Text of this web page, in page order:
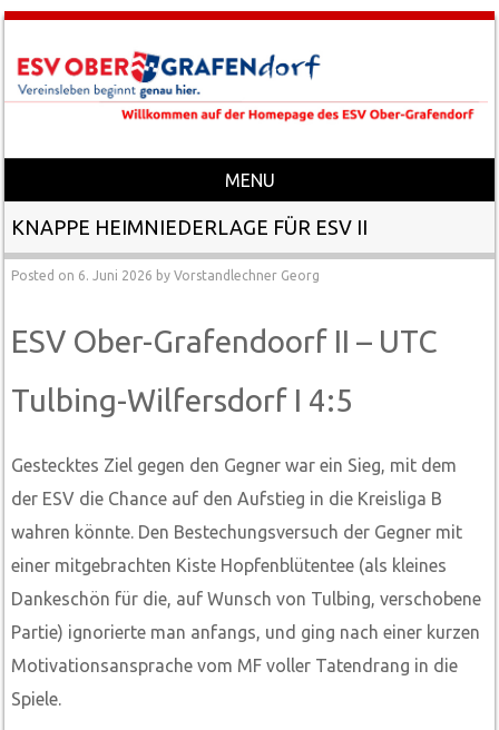
MENU
Skip to content
KNAPPE HEIMNIEDERLAGE FÜR ESV II
Posted on 6. Juni 2026 byVorstandlechner Georg
ESV Ober-Grafendoorf II – UTC
Tulbing-Wilfersdorf I 4:5
Gestecktes Ziel gegen den Gegner war ein Sieg, mit dem
der ESV die Chance auf den Aufstieg in die Kreisliga B
wahren könnte. Den Bestechungsversuch der Gegner mit
einer mitgebrachten Kiste Hopfenblütentee (als kleines
Dankeschön für die, auf Wunsch von Tulbing, verschobene
Partie) ignorierte man anfangs, und ging nach einer kurzen
Motivationsansprache vom MF voller Tatendrang in die
Spiele.